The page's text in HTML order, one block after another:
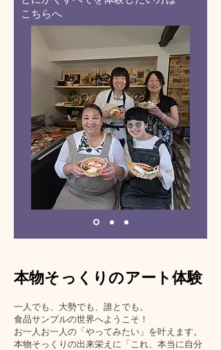
​こちらへ
本物そっくりのアート体験
一人でも、大勢でも、誰とでも。
食品サンプルの世界へようこそ！
お一人お一人の「やってみたい」を叶えます。
本物そっくりの出来栄えに「これ、本当に自分